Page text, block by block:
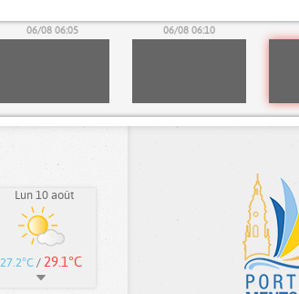
06/08 06:05 06/08 06:10
Lun 10 août
27.2°C / 29.1°C